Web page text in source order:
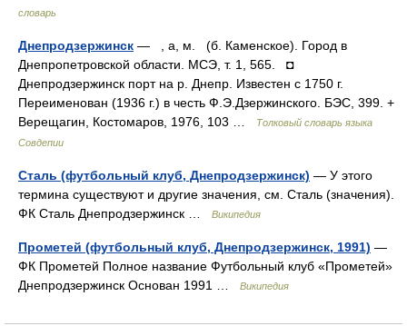
словарь
Днепродзержинск — , а, м. (б. Каменское). Город в
Днепропетровской области. МСЭ, т. 1, 565. ◘
Днепродзержинск порт на р. Днепр. Известен с 1750 г.
Переименован (1936 г.) в честь Ф.Э.Дзержинского. БЭС, 399. +
Верещагин, Костомаров, 1976, 103 …
Толковый словарь языка
Совдепии
Сталь (футбольный клуб, Днепродзержинск) — У этого
термина существуют и другие значения, см. Сталь (значения).
ФК Сталь Днепродзержинск …
Википедия
Прометей (футбольный клуб, Днепродзержинск, 1991) —
ФК Прометей Полное название Футбольный клуб «Прометей»
Днепродзержинск Основан 1991 …
Википедия